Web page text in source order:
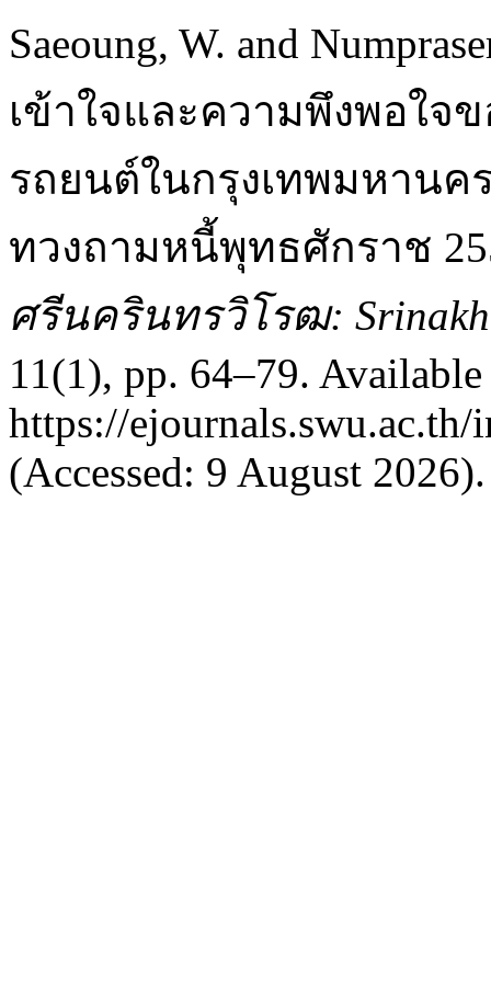
Saeoung, W. and
เข้าใจและความพึงพอใจ
รถยนต์ในกรุงเทพมหาน
ทวงถามหนี้พุทธศักราช
ศรีนครินทรวิโรฒ:
11(1), pp. 64–79.
https://
(Accessed: 9 August 2026).